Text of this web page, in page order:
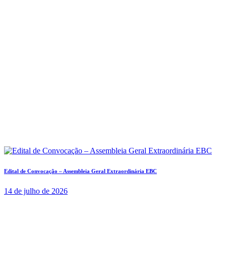
Edital de Convocação – Assembleia Geral Extraordinária EBC
14 de julho de 2026